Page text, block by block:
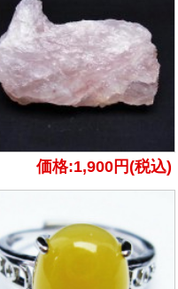
価格:1,900円(税込)